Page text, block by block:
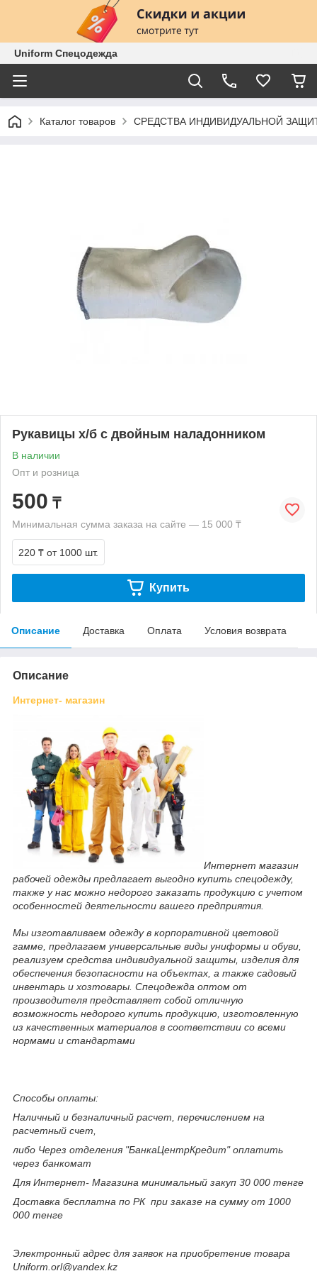
Uniform Спецодежда
Каталог товаров СРЕДСТВА ИНДИВИДУАЛЬНОЙ
Рукавицы х/б с двойным наладонником
В наличии
Опт и розница
500 ₸
Минимальная сумма заказа на сайте — 15 000 ₸
220 ₸ от 1000 шт.
Купить
Описание Доставка Оплата Условия возврата
Описание
Интернет- магазин
Интернет магазин
рабочей одежды предлагает выгодно купить спецодежду,
также у нас можно недорого заказать продукцию с учетом
особенностей деятельности вашего предприятия.
Мы изготавливаем одежду в корпоративной цветовой
гамме, предлагаем универсальные виды униформы и обуви,
реализуем средства индивидуальной защиты, изделия для
обеспечения безопасности на объектах, а также садовый
инвентарь и хозтовары. Спецодежда оптом от
производителя представляет собой отличную
возможность недорого купить продукцию, изготовленную
из качественных материалов в соответствии со всеми
нормами и стандартами
Способы оплаты:
Наличный и безналичный расчет, перечислением на
расчетный счет,
либо Через отделения "БанкаЦентрКредит" оплатить
через банкомат
Для Интернет- Магазина минимальный закуп 30 000 тенге
Доставка бесплатна по РК при заказе на сумму от 1000
000 тенге
Электронный адрес для заявок на приобретение товара
Uniform.orl@yandex.kz